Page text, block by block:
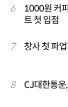
6
1000원 커
트 첫 입점
7 창사 첫 파
8 CJ대한통